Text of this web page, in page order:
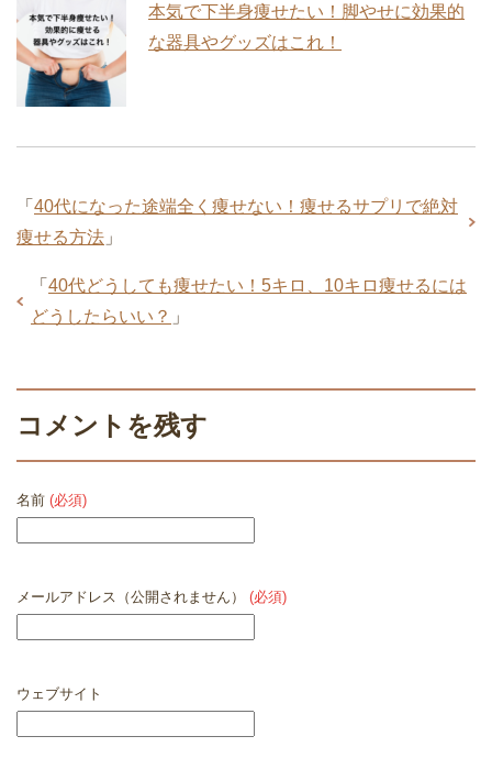
本気で下半身痩せたい！脚やせに効果的
な器具やグッズはこれ！
「 40代になった途端全く痩せない！痩せるサプリで絶対
痩せる方法 」
「 40代どうしても痩せたい！5キロ、10キロ痩せるには
どうしたらいい？ 」
コメントを残す
名前 (必須)
メールアドレス（公開されません） (必須)
ウェブサイト